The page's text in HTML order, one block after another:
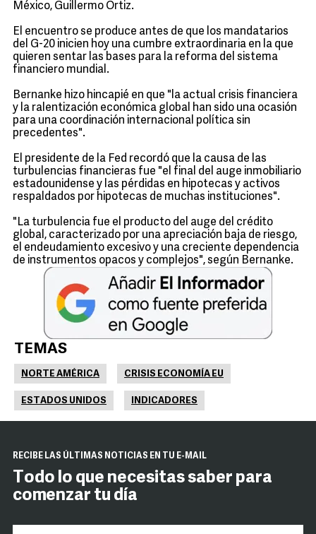
México, Guillermo Ortiz.
El encuentro se produce antes de que los mandatarios
del G-20 inicien hoy una cumbre extraordinaria en la que
quieren sentar las bases para la reforma del sistema
financiero mundial.
Bernanke hizo hincapié en que "la actual crisis financiera
y la ralentización económica global han sido una ocasión
para una coordinación internacional política sin
precedentes".
El presidente de la Fed recordó que la causa de las
turbulencias financieras fue "el final del auge inmobiliario
estadounidense y las pérdidas en hipotecas y activos
respaldados por hipotecas de muchas instituciones".
"La turbulencia fue el producto del auge del crédito
global, caracterizado por una apreciación baja de riesgo,
el endeudamiento excesivo y una creciente dependencia
de instrumentos opacos y complejos", según Bernanke.
TEMAS
NORTE AMÉRICA CRISIS ECONOMÍA EU
ESTADOS UNIDOS INDICADORES
RECIBE LAS ÚLTIMAS NOTICIAS EN TU E-MAIL
Todo lo que necesitas saber para
comenzar tu día